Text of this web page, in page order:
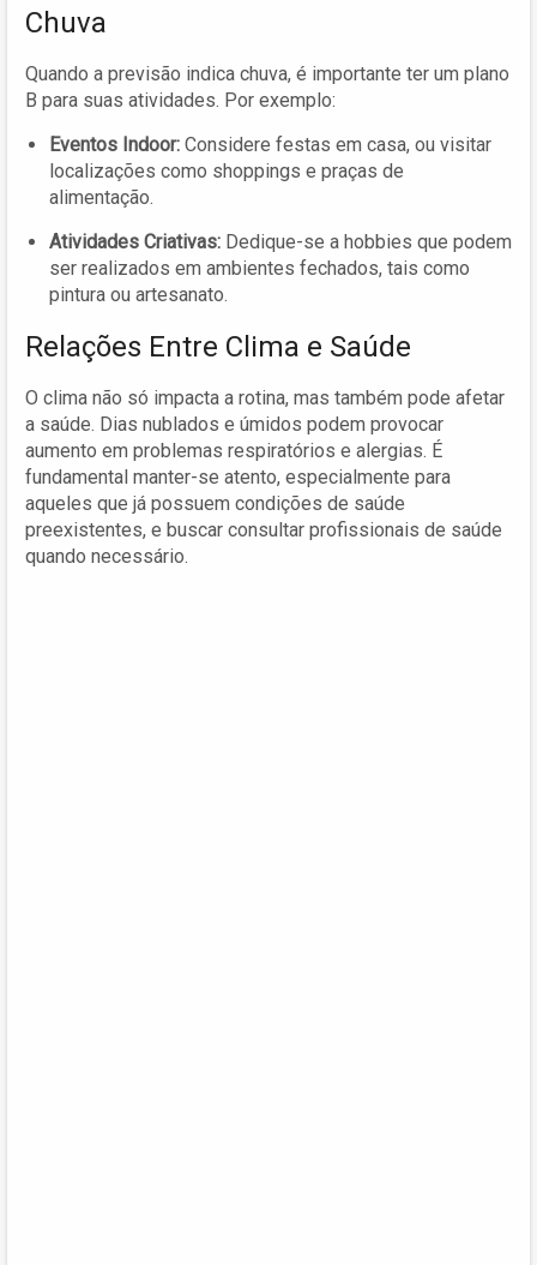
Chuva
Quando a previsão indica chuva, é importante ter um plano
B para suas atividades. Por exemplo:
Eventos Indoor: Considere festas em casa, ou visitar
localizações como shoppings e praças de
alimentação.
Atividades Criativas: Dedique-se a hobbies que podem
ser realizados em ambientes fechados, tais como
pintura ou artesanato.
Relações Entre Clima e Saúde
O clima não só impacta a rotina, mas também pode afetar
a saúde. Dias nublados e úmidos podem provocar
aumento em problemas respiratórios e alergias. É
fundamental manter-se atento, especialmente para
aqueles que já possuem condições de saúde
preexistentes, e buscar consultar profissionais de saúde
quando necessário.